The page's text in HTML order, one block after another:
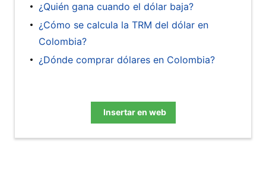
¿Quién gana cuando el dólar baja?
¿Cómo se calcula la TRM del dólar en
Colombia?
¿Dónde comprar dólares en Colombia?
Insertar en web